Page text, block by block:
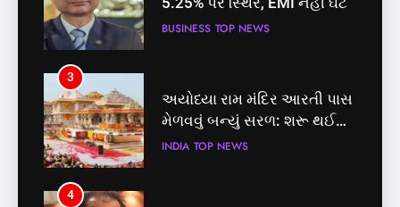
BUSINESS TOP NEWS
3
અયોધ્યા રામ મંદિર આરતી પાસ
મેળવવું બન્યું સરળ: શરૂ થઈ
તત્કાલ સુવિધા, જાણો સંપૂર્ણ
INDIA TOP NEWS
4